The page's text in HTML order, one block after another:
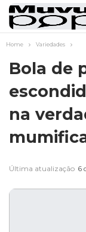
Home Variedades
Bola de
na
Última atualização 6